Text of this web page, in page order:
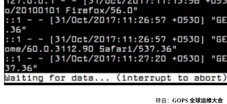
转自： GOPS 全球运维大会